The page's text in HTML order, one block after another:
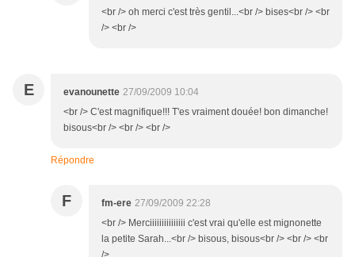
<br /> oh merci c'est très gentil...<br /> bises<br /> <br
/> <br />
E evanounette 27/09/2009 10:04
<br /> C'est magnifique!!! T'es vraiment douée! bon dimanche!
bisous<br /> <br /> <br />
Répondre
F fm-ere 27/09/2009 22:28
<br /> Merciiiiiiiiiiiiiii c'est vrai qu'elle est mignonette
la petite Sarah...<br /> bisous, bisous<br /> <br /> <br
/>